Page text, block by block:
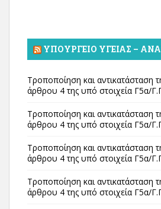
ΥΠΟΥΡΓΕΊΟ ΥΓΕΊΑΣ –
Τροποποίηση και αντικατάσταση
άρθρου 4 της υπό στοιχεία Γ5α/
Τροποποίηση και αντικατάσταση
άρθρου 4 της υπό στοιχεία Γ5α/
Τροποποίηση και αντικατάσταση
άρθρου 4 της υπό στοιχεία Γ5α/
Τροποποίηση και αντικατάσταση
άρθρου 4 της υπό στοιχεία Γ5α/